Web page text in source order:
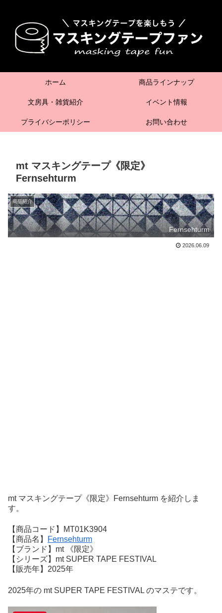
ホーム 商品ラインナップ
文房具・雑貨紹介 イベント情報
プライバシーポリシー お問い合わせ
mt マスキングテープ《限定》
Fernsehturm
商品紹介
Fernsehturm
2026.06.09
mt マスキングテープ《限定》Fernsehturm を紹介しま
す。
【商品コード】MT01K3904
【商品名】
Fernsehturm
【ブランド】mt 《限定》
【シリーズ】mt SUPER TAPE FESTIVAL
【販売年】2025年
2025年の mt SUPER TAPE FESTIVAL のマステです。